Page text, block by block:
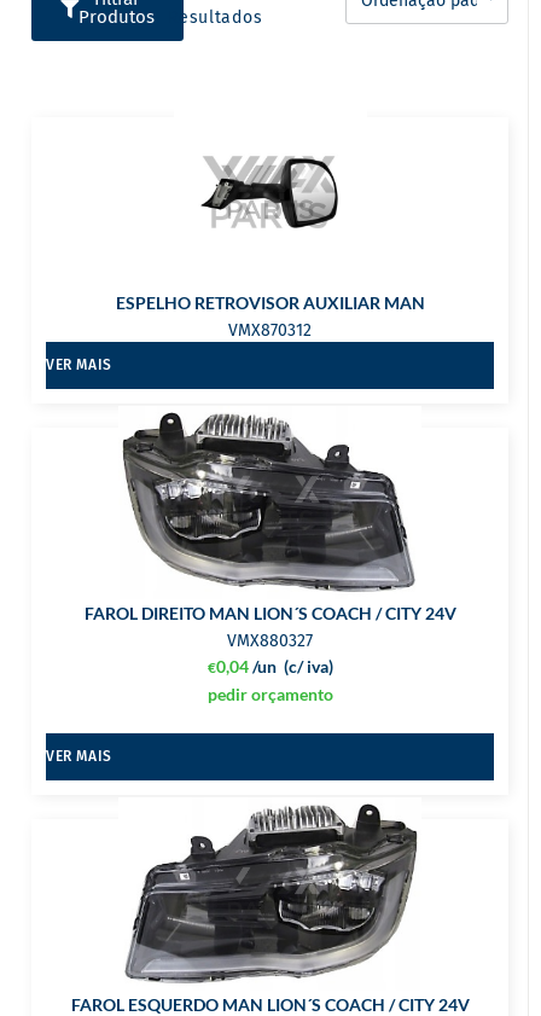
Produtos
Resultados
ESPELHO RETROVISOR AUXILIAR MAN
VMX870312
VER MAIS
FAROL DIREITO MAN LION´S COACH / CITY 24V
VMX880327
€0,04 (c/ iva)
/un
pedir orçamento
VER MAIS
FAROL ESQUERDO MAN LION´S COACH / CITY 24V